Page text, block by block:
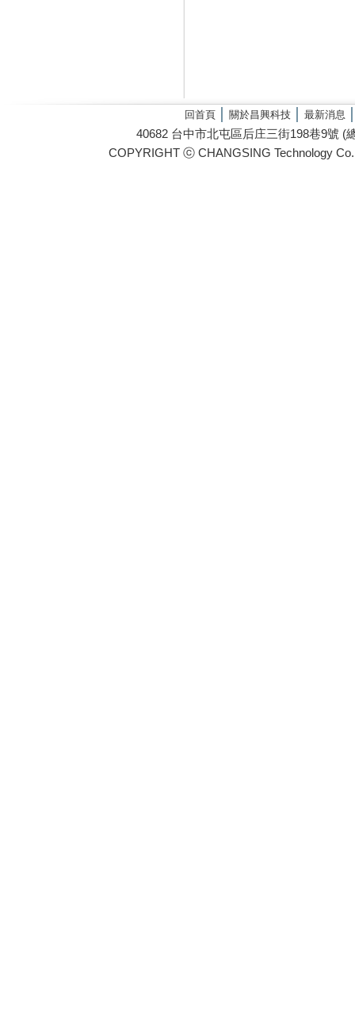
回首頁 關於昌興科技 最新消息
40682 台中市北屯區后庄三街198巷9號 (
COPYRIGHT ⓒ CHANGSING Technology